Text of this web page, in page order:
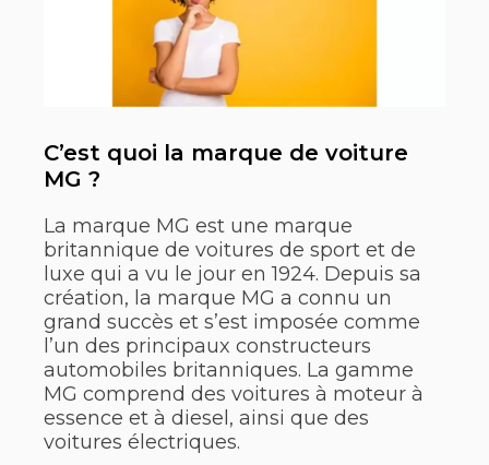
C’est quoi la marque de voiture
MG ?
La marque MG est une marque
britannique de voitures de sport et de
luxe qui a vu le jour en 1924. Depuis sa
création, la marque MG a connu un
grand succès et s’est imposée comme
l’un des principaux constructeurs
automobiles britanniques. La gamme
MG comprend des voitures à moteur à
essence et à diesel, ainsi que des
voitures électriques.